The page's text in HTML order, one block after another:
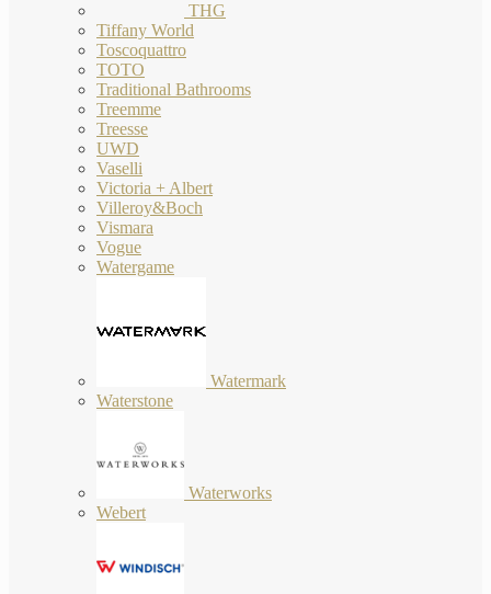
THG
Tiffany World
Toscoquattro
TOTO
Traditional Bathrooms
Treemme
Treesse
UWD
Vaselli
Victoria + Albert
Villeroy&Boch
Vismara
Vogue
Watergame
Watermark
Waterstone
Waterworks
Webert